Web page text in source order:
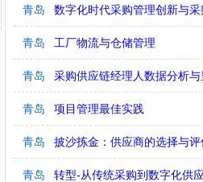
青岛 数字化时代采购管理创新与
青岛 工厂物流与仓储管理
青岛 采购供应链经理人数据分析
青岛 项目管理最佳实践
青岛 披沙拣金：供应商的选择与评
青岛 转型-从传统采购到数字化供